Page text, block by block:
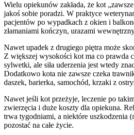
Wielu opiekunów zakłada, że kot
jakoś sobie poradzi. W praktyce
pacjentów po wypadkach z okien i
złamaniami kończyn, urazami
Nawet upadek z drugiego piętra może
Z większej wysokości kot ma co prawda
sylwetki, ale siła uderzenia jest wtedy
Dodatkowo kota nie zawsze czeka
daszek, barierka, samochód, krzaki z
Nawet jeśli kot przeżyje, leczenie po
zwierzęcia i duże koszty dla opiekuna.
trwa tygodniami, a niektóre uszkodzenia
pozostać na całe życie.